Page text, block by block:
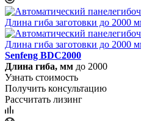
Senfeng BDC2000
Длина гиба, мм до 2000
Узнать стоимость
Получить консультацию
Рассчитать лизинг